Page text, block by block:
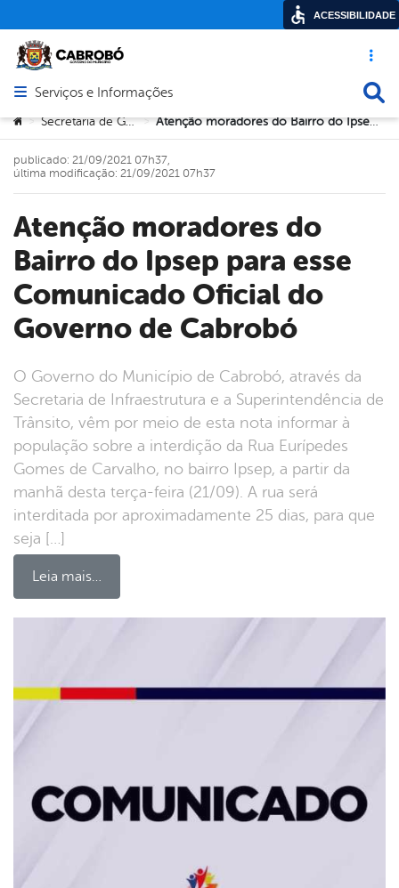
Acesso
Abrir menu principal de navegação
Serviços e Informações
Você está aqui:
> Secretaria de Governo > Atenção moradores do Bairro do Ipsep para esse Comunicado Oficial do Governo de Cabrobó
Atenção moradores do
Bairro do Ipsep para esse
Comunicado Oficial do
Governo de Cabrobó
O Governo do Município de Cabrobó, através da
Secretaria de Infraestrutura e a Superintendência de
Trânsito, vêm por meio de esta nota informar à
população sobre a interdição da Rua Eurípedes
Gomes de Carvalho, no bairro Ipsep, a partir da
manhã desta terça-feira (21/09). A rua será
interditada por aproximadamente 25 dias, para que
seja […]
Leia mais…
publicado: 21/09/2021 07h37,
última modificação: 21/09/2021 07h37
ACESSIBILIDADE